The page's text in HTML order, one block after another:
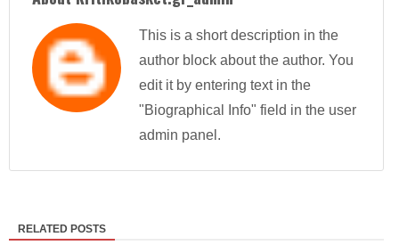
This is a short description in the
author block about the author. You
edit it by entering text in the
"Biographical Info" field in the user
admin panel.
RELATED POSTS